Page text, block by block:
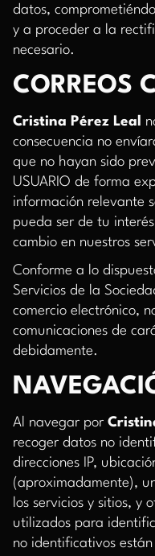
datos,
y a proceder a la
necesario.
CORREOS
Cristina Pérez Leal
consecuencia no
que no hayan sido
USUARIO de forma
información relevante
pueda ser de tu
cambio en nuestros
Conforme a lo
Servicios de la
comercio electrónico,
comunicaciones de
debidamente.
Al navegar por
recoger datos no
direcciones IP,
(aproximadamente),
los servicios y sitios, y
utilizados para
no identificativos